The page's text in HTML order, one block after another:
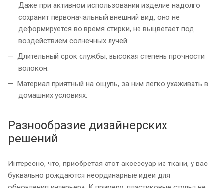
Даже при активном использовании изделие надолго
сохранит первоначальный внешний вид, оно не
деформируется во время стирки, не выцветает под
воздействием солнечных лучей.
Длительный срок службы, высокая степень прочности
волокон.
Материал приятный на ощупь, за ним легко ухаживать в
домашних условиях.
Разнообразие дизайнерских
решений
Интересно, что, приобретая этот аксессуар из ткани, у вас
буквально рождаются неординарные идеи для